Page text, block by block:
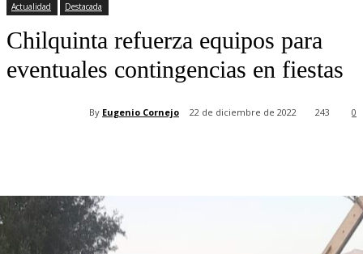
Actualidad Destacada
Chilquinta refuerza equipos para
eventuales contingencias en fiestas
By Eugenio Cornejo 22 de diciembre de 2022 0
243